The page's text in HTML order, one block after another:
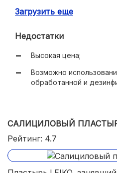
Загрузить еще
Недостатки
Высокая цена;
Возможно
обработанной и
САЛИЦИЛОВЫЙ
Рейтинг: 4.7